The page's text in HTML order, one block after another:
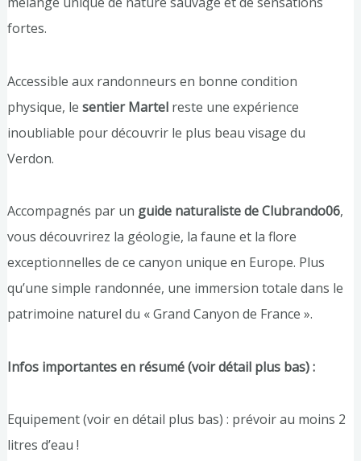
fortes.
Accessible aux randonneurs en bonne condition
physique, le sentier Martelreste une expérience
inoubliable pour découvrir le plus beau visage du
Verdon.
Accompagnés par un guide naturaliste de Clubrando06,
vous découvrirez la géologie, la faune et la flore
exceptionnelles de ce canyon unique en Europe. Plus
qu’une simple randonnée, une immersion totale dans le
patrimoine naturel du « Grand Canyon de France ».
Infos importantes en résumé (voir détail plus bas) :
Equipement (voir en détail plus bas) : prévoir au moins 2
litres d’eau !